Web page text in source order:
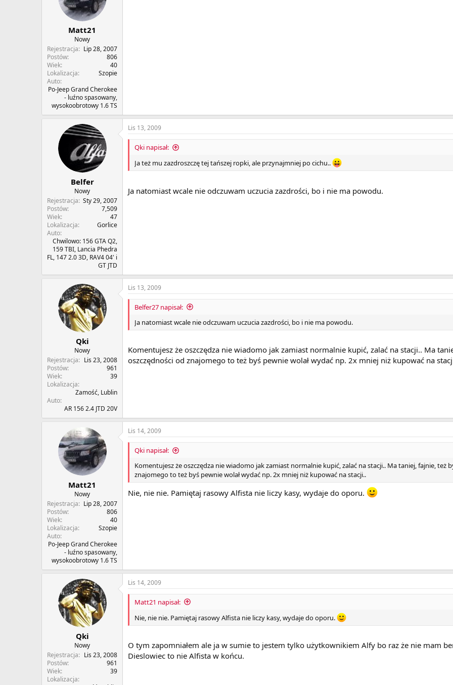
Matt21
Nowy
Rejestracja
Lip 28, 2007
Postów
806
Wiek
40
Lokalizacja
Szopie
Auto
Po-Jeep Grand Cherokee
- luźno spasowany,
wysokoobrotowy 1.6 TS
Belfer
Nowy
Rejestracja Sty 29, 2007
Postów
7,509
Wiek
47
Lokalizacja
Gorlice
Auto
Chwilowo: 156 GTA Q2,
159 TBI, Lancia Phedra
FL, 147 2.0 3D, RAV4 04' i
GT JTD
Lis 13, 2009
Qki napisał:
Ja też mu zazdroszczę tej tańszej ropki, ale przynajmniej po cichu..
Ja natomiast wcale nie odczuwam uczucia zazdrości, bo i nie ma powodu.
Qki
Nowy
Rejestracja
Lis 23, 2008
Postów
961
Wiek
39
Lokalizacja
Zamość, Lublin
Auto
AR 156 2.4 JTD 20V
Lis 13, 2009
Belfer27 napisał:
Ja natomiast wcale nie odczuwam uczucia zazdrości, bo i nie ma powodu.
Komentujesz że oszczędza nie wiadomo jak zamiast normalnie kupić, zalać na stacji.. Ma
oszczędności od znajomego to też byś pewnie wolał wydać np. 2x mniej niż kupować na
Matt21
Nowy
Rejestracja
Lip 28, 2007
Postów
806
Wiek
40
Lokalizacja
Szopie
Auto
Po-Jeep Grand Cherokee
- luźno spasowany,
wysokoobrotowy 1.6 TS
Lis 14, 2009
Qki napisał:
Komentujesz że oszczędza nie wiadomo jak zamiast normalnie kupić, zalać na stacji.. Ma taniej, fajnie, też
znajomego to też byś pewnie wolał wydać np. 2x mniej niż kupować na stacji..
Nie, nie nie. Pamiętaj rasowy Alfista nie liczy kasy, wydaje do oporu.
Qki
Nowy
Rejestracja
Lis 23, 2008
Postów
961
Wiek
39
Lokalizacja
Lis 14, 2009
Matt21 napisał:
Nie, nie nie. Pamiętaj rasowy Alfista nie liczy kasy, wydaje do oporu.
O tym zapomniałem ale ja w sumie to jestem tylko użytkownikiem Alfy bo raz że nie mam
Dieslowiec to nie Alfista w końcu.